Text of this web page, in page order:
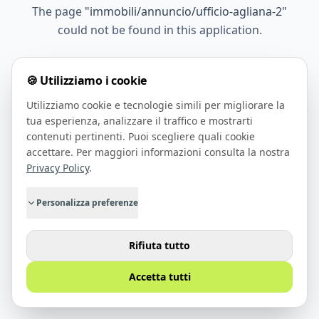
The page "immobili/annuncio/ufficio-agliana-2"
could not be found in this application.
Go Home
🍪 Utilizziamo i cookie
Utilizziamo cookie e tecnologie simili per migliorare la
tua esperienza, analizzare il traffico e mostrarti
contenuti pertinenti. Puoi scegliere quali cookie
accettare. Per maggiori informazioni consulta la nostra
Privacy Policy.
Personalizza preferenze
Rifiuta tutto
Accetta tutti